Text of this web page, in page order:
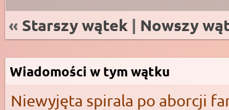
« Starszy wątek | Nowszy
Wiadomości w tym wątku
Niewyjęta spirala po aborcji